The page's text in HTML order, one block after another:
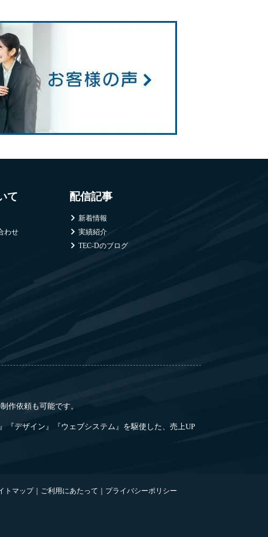
て
わせ
配信記事
新着情報
実績紹介
TEC-Dのブログ
作依頼も可能です。
『デザイン』『ウェブシステム』を駆使した、売上UP
トマップ｜ ご利用にあたって プライバシーポリシー